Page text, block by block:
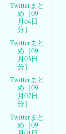
Twitterまと
め［09
月04日
分］
Twitterまと
め［09
月03日
分］
Twitterまと
め［09
月02日
分］
Twitterまと
め［09